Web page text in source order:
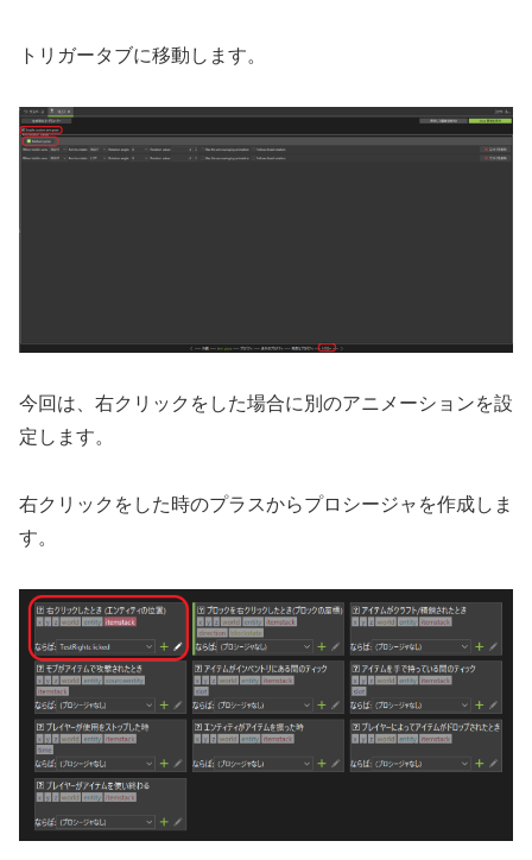
トリガータブに移動します。
今回は、右クリックをした場合に別のアニメーションを設
定します。
右クリックをした時のプラスからプロシージャを作成しま
す。